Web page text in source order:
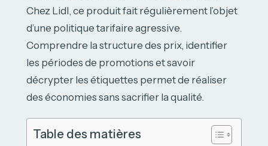
Chez Lidl, ce produit fait régulièrement l’objet
d’une politique tarifaire agressive.
Comprendre la structure des prix, identifier
les périodes de promotions et savoir
décrypter les étiquettes permet de réaliser
des économies sans sacrifier la qualité.
Table des matières